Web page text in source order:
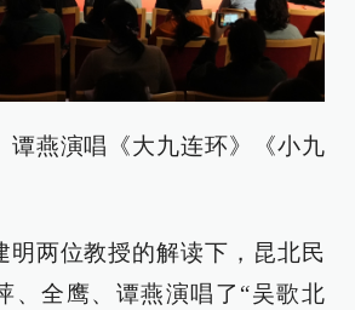
谭燕演唱《大九连环》《小九
明两位教授的解读下，昆北民
、全鹰、谭燕演唱了“吴歌北